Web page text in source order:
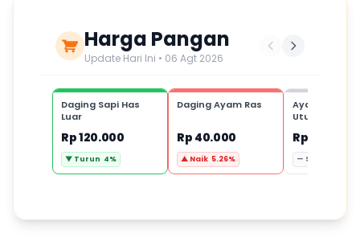
Harga Pangan
Update Hari Ini • 06 Agt 2026
Daging Sapi Has
Luar
Rp 120.000
▼ Turun 4%
Daging Ayam Ras
Rp 40.000
▲ Naik 5.26%
Ayam
Utuh,1 ekor
Rp 80.000
— Stabil 0%